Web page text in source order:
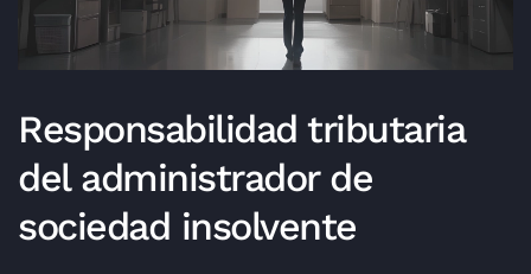
Responsabilidad tributaria
del administrador de
sociedad insolvente